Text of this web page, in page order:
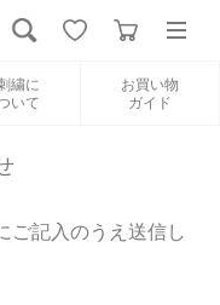
繍に
いて
お買い物
ガイド
新規会員登録
ご記入のうえ送信し